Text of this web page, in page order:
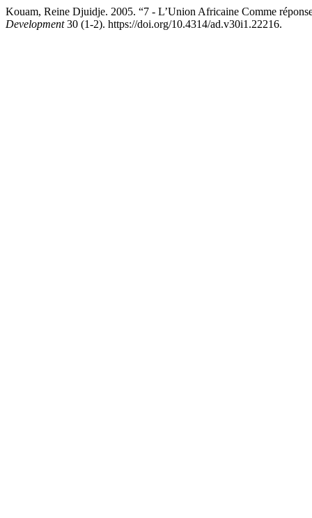
Kouam, Reine Djuidje. 2005. “7 - L’Union Africaine Comme
Development30 (1-2). https://doi.org/10.4314/ad.v30i1.22216.